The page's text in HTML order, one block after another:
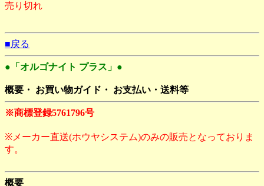
売り切れ
■戻る
●「オルゴナイト プラス」●
概要・ お買い物ガイド・ お支払い・送料等
※商標登録5761796号
※メーカー直送(ホウヤシステム)のみの販売となっておりま
す。
概要